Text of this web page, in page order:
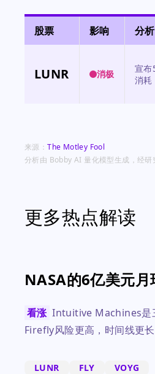
股票 影响 分析
LUNR 消极
宣布
消耗
来源：The Motley Fool
分析由 Bobby AI 量化模型生成，经研
更多热点解读
NASA的6亿美元月
看涨 Intuitive Machines是
Firefly风险更高，时间线更长
LUNR FLY VOYG